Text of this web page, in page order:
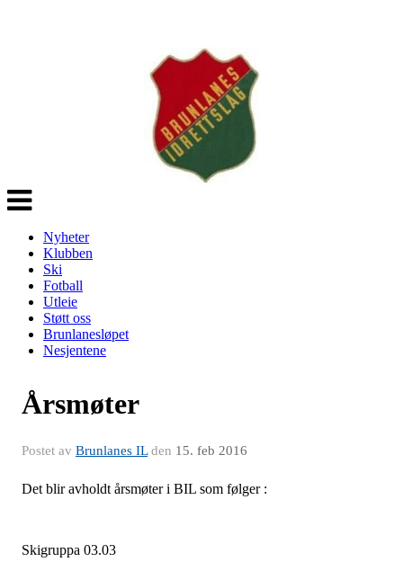
Veksle
navigasjon
Nyheter
Klubben
Ski
Fotball
Utleie
Støtt oss
Brunlanesløpet
Nesjentene
Årsmøter
Postet av Brunlanes ILden 15. feb 2016
Det blir avholdt årsmøter i BIL som følger :
Skigruppa 03.03